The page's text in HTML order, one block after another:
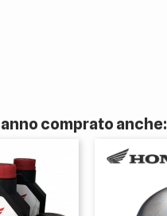
comprato anche: